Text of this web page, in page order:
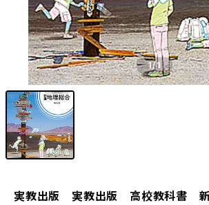
1/1
実教出版 実教出版 高校教科書